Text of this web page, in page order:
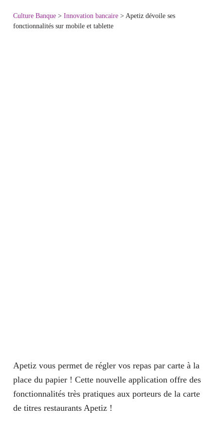
Culture Banque> Innovation bancaire> Apetiz dévoile ses
fonctionnalités sur mobile et tablette
Apetiz vous permet de régler vos repas par carte à la
place du papier ! Cette nouvelle application offre des
fonctionnalités très pratiques aux porteurs de la carte
de titres restaurants Apetiz !